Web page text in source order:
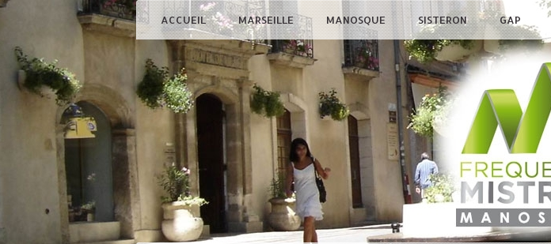
ACCUEIL MARSEILLE MANOSQUE SISTERON GAP